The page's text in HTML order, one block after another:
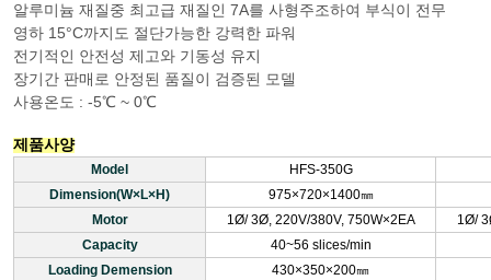
알루미늄 재질중 최고급 재질인 7A를 사형주조하여 부식이 전무
영하 15°C까지도 절단가능한 강력한 파워
전기적인 안전성 제고와 기동성 유지
장기간 판매로 안정된 품질이 검증된 모델
사용온도 : -5℃ ~ 0℃
제품사양
Model
HFS-350G
Dimension(W×L×H)
975×720×1400㎜
Motor
1Ø/ 3Ø, 220V/380V, 750W×2EA
1Ø/
Capacity
40~56 slices/min
Loading Demension
430×350×200㎜